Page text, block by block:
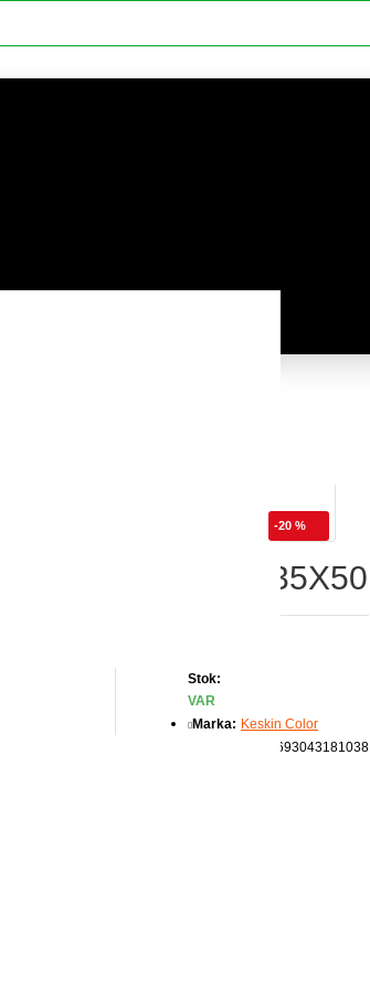
-20 %
Defteri Spiralli 35X50
Stok:
VAR
Marka: Keskin Color
8693043181038